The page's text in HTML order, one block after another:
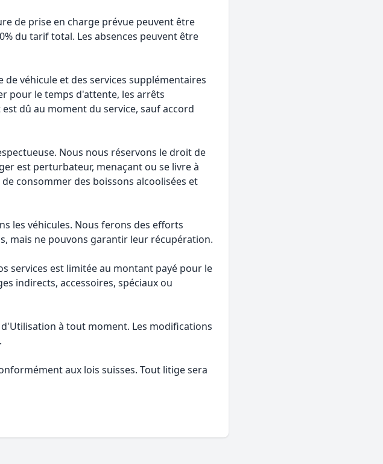
de prise en charge prévue peuvent être
du tarif total. Les absences peuvent être
véhicule et des services supplémentaires
pour le temps d'attente, les arrêts
dû au moment du service, sauf accord
Nous nous réservons le droit de
est perturbateur, menaçant ou se livre à
consommer des boissons alcoolisées et
les véhicules. Nous ferons des efforts
mais ne pouvons garantir leur récupération.
services est limitée au montant payé pour le
indirects, accessoires, spéciaux ou
à tout moment. Les modifications
aux lois suisses. Tout litige sera